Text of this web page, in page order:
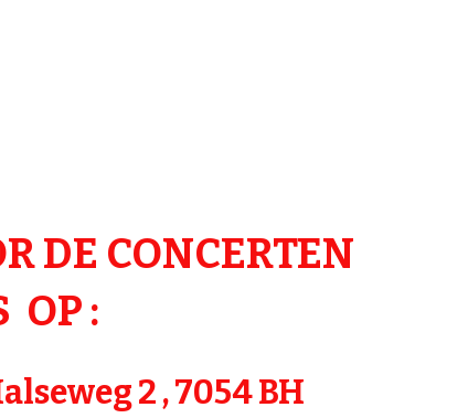
DE CONCERTEN
OP :
2 , 7054 BH